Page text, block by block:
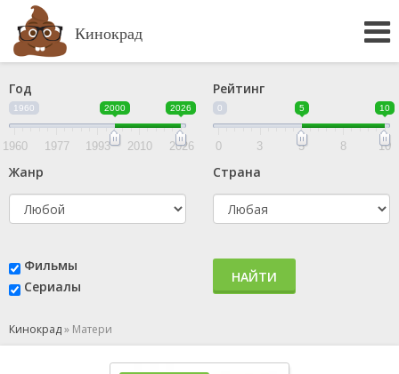
Кинокрад
Год
1960 2000 2026
1960 1977 1993 2010 2026
Рейтинг
0 5 10
0 3 5 8 10
Жанр Страна
Фильмы
Сериалы
НАЙТИ
Кинокрад» Матери